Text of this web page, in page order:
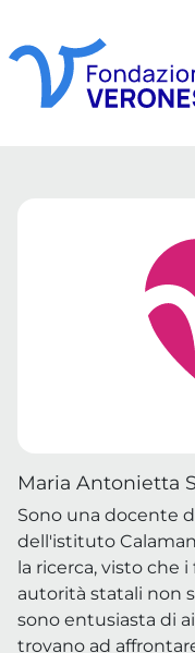
Maria Antonietta
Sono una docente
dell'istituto
la ricerca, visto che
autorità statali non
sono entusiasta di
trovano ad